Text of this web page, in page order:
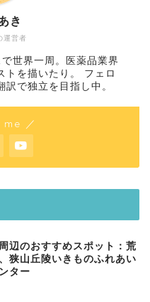
運営者
き
世界一周。医薬品業界
トを描いたり。 フェロ
で独立を目指し中。
／
辺のおすすめスポット：荒
狭山丘陵いきものふれあい
ター